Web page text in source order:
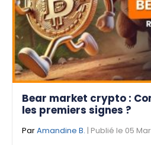
Bear market crypto :
les premiers signes ?
ParAmandine B. | Publié le 05